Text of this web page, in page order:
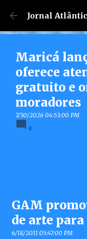
Pular
Jornal
Maricá
oferece
gratuito e
moradores
7/30/2026 04:53:00 PM
0
GAM
de arte
6/18/2011 05:47:00 PM